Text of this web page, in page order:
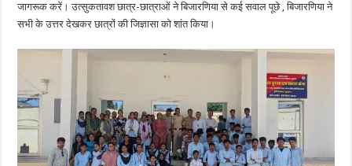
जागरूक करें। उत्सुकतावश छात्र-छात्राओं ने बिजारणिया से कई सवाल पूछे , बिजारणिया ने
सभी के उत्तर देखकर छात्रों की जिज्ञासा को शांत किया।